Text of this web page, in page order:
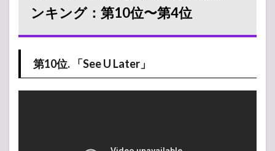
ンキング：第10位〜第4位
第10位. 「See U Later」